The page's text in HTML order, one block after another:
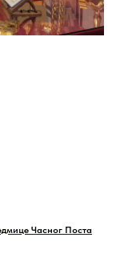
Часног Поста